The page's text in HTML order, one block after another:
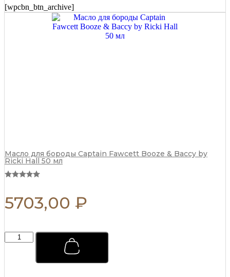
Captain
Fawcett
[wpcbn_btn_archive]
Масло для бороды Captain Fawcett Booze & Baccy by
Ricki Hall 50 мл
5703,00 ₽
Тоник
для